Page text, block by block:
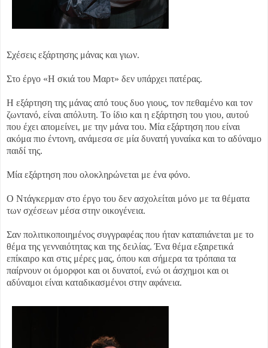
Σχέσεις εξάρτησης μάνας και γιων.
Στο έργο «Η σκιά του Μαρτ» δεν υπάρχει πατέρας.
Η εξάρτηση της μάνας από τους δυο γιους, τον πεθαμένο και τον
ζωντανό, είναι απόλυτη. Το ίδιο και η εξάρτηση του γιου, αυτού
που έχει απομείνει, με την μάνα του. Μία εξάρτηση που είναι
ακόμα πιο έντονη, ανάμεσα σε μία δυνατή γυναίκα και το αδύναμο
παιδί της.
Μία εξάρτηση που ολοκληρώνεται με ένα φόνο.
Ο Ντάγκερμαν στο έργο του δεν ασχολείται μόνο με τα θέματα
των σχέσεων μέσα στην οικογένεια.
Σαν πολιτικοποιημένος συγγραφέας που ήταν καταπιάνεται με το
θέμα της γενναιότητας και της δειλίας. Ένα θέμα εξαιρετικά
επίκαιρο και στις μέρες μας, όπου και σήμερα τα τρόπαια τα
παίρνουν οι όμορφοι και οι δυνατοί, ενώ οι άσχημοι και οι
αδύναμοι είναι καταδικασμένοι στην αφάνεια.